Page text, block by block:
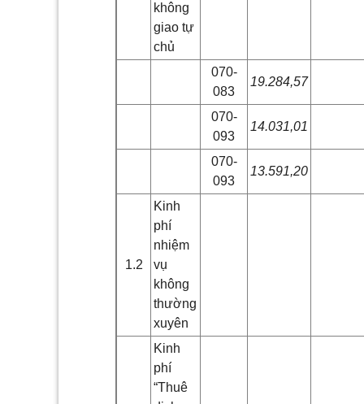
không
giao tự
chủ
070-
083
19.284,57
070-
093
14.031,01
070-
093
13.591,20
1.2
Kinh
phí
nhiệm
vụ
không
thường
xuyên
Kinh
phí
“Thuê